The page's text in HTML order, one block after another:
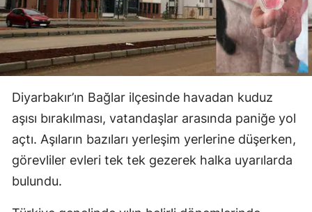
Diyarbakır’ın Bağlar ilçesinde havadan kuduz
aşısı bırakılması, vatandaşlar arasında paniğe yol
açtı. Aşıların bazıları yerleşim yerlerine düşerken,
görevliler evleri tek tek gezerek halka uyarılarda
bulundu.